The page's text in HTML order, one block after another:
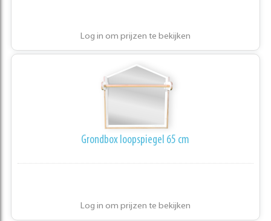
Log in om prijzen te bekijken
Grondbox loopspiegel 65 cm
Log in om prijzen te bekijken